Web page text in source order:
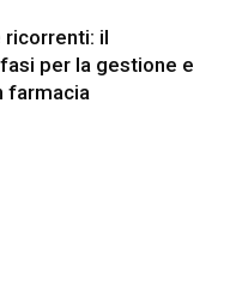
ricorrenti: il
per la gestione e
farmacia